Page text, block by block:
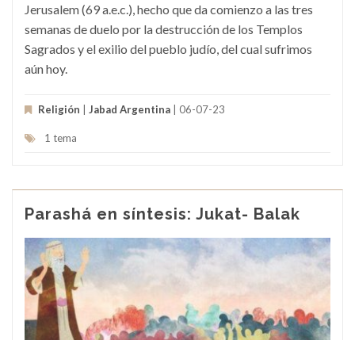
Jerusalem (69 a.e.c.), hecho que da comienzo a las tres
semanas de duelo por la destrucción de los Templos
Sagrados y el exilio del pueblo judío, del cual sufrimos
aún hoy.
Religión Jabad Argentina | 06-07-23
1 tema
Parashá en síntesis: Jukat- Balak